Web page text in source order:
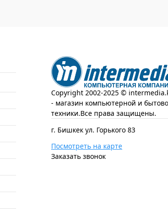
Copyright 2002-2025 ©
- магазин компьютерной и
техники.Все права защищены.
г. Бишкек ул. Горького 83
Посмотреть на карте
Заказать звонок